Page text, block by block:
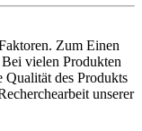
Zum Einen
vielen Produkten
Qualität des Produkts
unserer